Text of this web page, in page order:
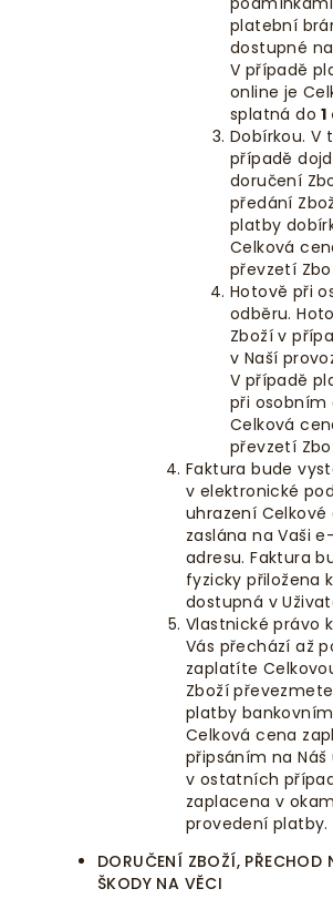
platební
dostupné
V případě
online je
splatná do
Dobírkou. V
případě
doručení
předání
platby
Celková
převzetí
Hotově při
odběru.
Zboží v
v Naší
V případě
při osobním
Celková
převzetí
Faktura bude
v elektronické
uhrazení
zaslána na Vaši
adresu. Faktura
fyzicky přiložena
dostupná v
Vlastnické právo
Vás přechází až
zaplatíte
Zboží
platby
Celková cena
připsáním na Náš
v ostatních
zaplacena v
provedení platby.
DORUČENÍ ZBOŽÍ, PŘECHOD
ŠKODY NA VĚCI